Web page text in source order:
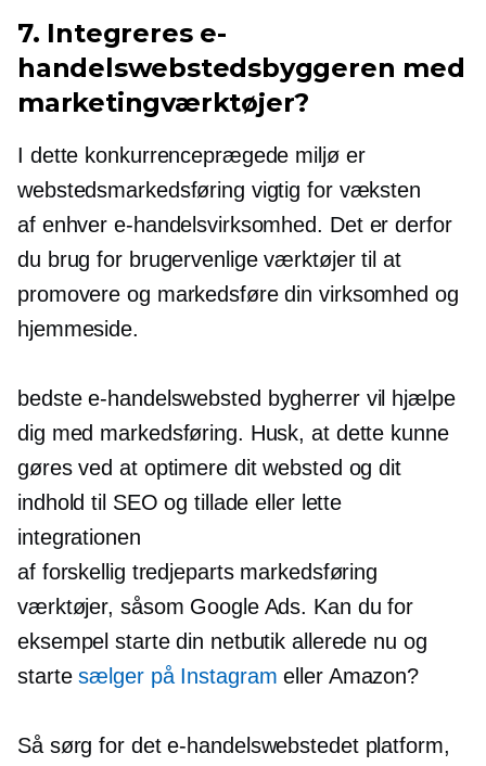
7. Integreres e-
handelswebstedsbyggeren med
marketingværktøjer?
I dette konkurrenceprægede miljø er
webstedsmarkedsføring vigtig for væksten
af enhver e-handelsvirksomhed. Det er derfor
du brug for brugervenlige værktøjertil at
promovere og markedsføre din virksomhed og
hjemmeside.
bedste e-handelswebsted bygherrer vil hjælpe
dig med markedsføring. Husk, at dette kunne
gøres ved at optimere dit websted og dit
indhold til SEO og tillade eller lette
integrationen
af forskellig tredjeparts markedsføring
værktøjer, såsom Google Ads. Kan du for
eksempel starte din netbutik allerede nu og
startesælger på Instagram eller Amazon?
Så sørg for dete-handelswebstedetplatform,